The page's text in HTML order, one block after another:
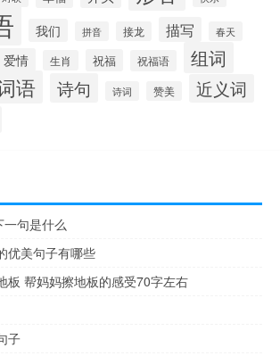
我们 拼音 接龙 描写 春天
爱情 生肖 祝福 祝福语 组词
语 诗句 诗词 赞美 近义词
一句是什么
优美句子有哪些
板 帮妈妈擦地板的感受70字左右
子